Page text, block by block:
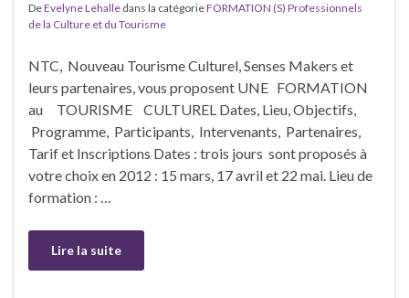
DeEvelyne Lehalle dans la catégorieFORMATION (S) Professionnels
de la Culture et du Tourisme
NTC, Nouveau Tourisme Culturel, Senses Makers et
leurs partenaires, vous proposent UNE FORMATION
au TOURISME CULTUREL Dates, Lieu, Objectifs,
Programme, Participants, Intervenants, Partenaires,
Tarif et Inscriptions Dates : trois jours sont proposés à
votre choix en 2012 : 15 mars, 17 avril et 22 mai. Lieu de
formation : …
Lire la suite